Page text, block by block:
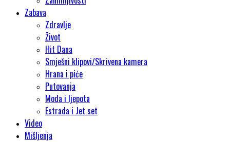
Zabava
Zdravlje
Život
Hit Dana
Smješni klipovi/Skrivena kamera
Hrana i piće
Putovanja
Moda i ljepota
Estrada i Jet set
Video
Mišljenja